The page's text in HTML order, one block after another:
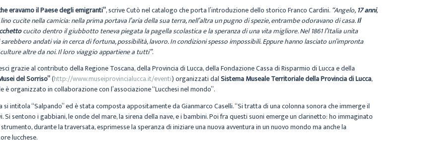
eravamo il Paese degli emigranti”, scrive Cutò nel catalogo che porta l’introduzione dello storico Franco Cardini. “Angelo,17 anni,
cucite nella camicia: nella prima portava l’aria della sua terra, nell’altra un pugno di spezie, entrambe odoravano di casa.Il
cucito dentro il giubbotto teneva piegata la pagella scolastica e la speranza di una vita migliore. Nel 1861 l’Italia unita
andati via in cerca di fortuna, possibilità, lavoro. In condizioni spesso impossibili. Eppure hanno lasciato un’impronta
altre da noi. Il loro viaggio appartiene a tutti”.
grazie al contributo della Regione Toscana, della Provincia di Lucca, della Fondazione Cassa di Risparmio di Lucca e della
del Sorriso”(http://www.museiprovincialucca.it/eventi) organizzati dalSistema Museale Territoriale della Provincia di Lucca,
organizzato in collaborazione con l’associazione “Lucchesi nel mondo”.
intitola “Salpando” ed è stata composta appositamente da Gianmarco Caselli. “Si tratta di una colonna sonora che immerge il
sentono i gabbiani, le onde del mare, la sirena della nave, e i bambini. Poi fra questi suoni emerge un clarinetto: ho immaginato
durante la traversata, esprimesse la speranza di iniziare una nuova avventura in un nuovo mondo ma anche la
lucchese.